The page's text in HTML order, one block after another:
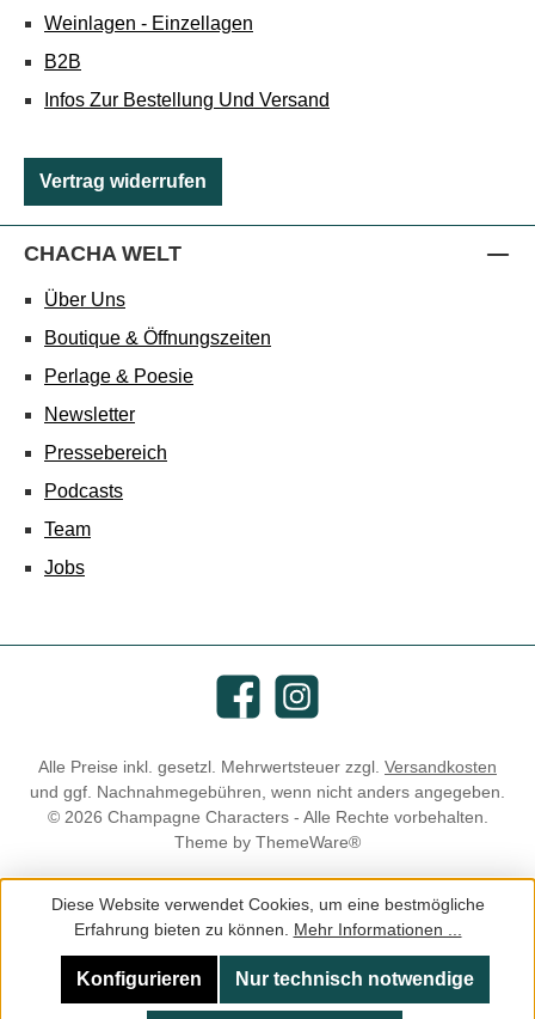
Weinlagen - Einzellagen
B2B
Infos Zur Bestellung Und Versand
Vertrag widerrufen
CHACHA WELT
Über Uns
Boutique & Öffnungszeiten
Perlage & Poesie
Newsletter
Pressebereich
Podcasts
Team
Jobs
FacebookInstagram
Alle Preise inkl. gesetzl. Mehrwertsteuer zzgl. Versandkosten
und ggf. Nachnahmegebühren, wenn nicht anders angegeben.
© 2026 Champagne Characters - Alle Rechte vorbehalten.
Theme by ThemeWare®
Diese Website verwendet Cookies, um eine bestmögliche
Erfahrung bieten zu können. Mehr Informationen ...
Nur technisch notwendige
Konfigurieren